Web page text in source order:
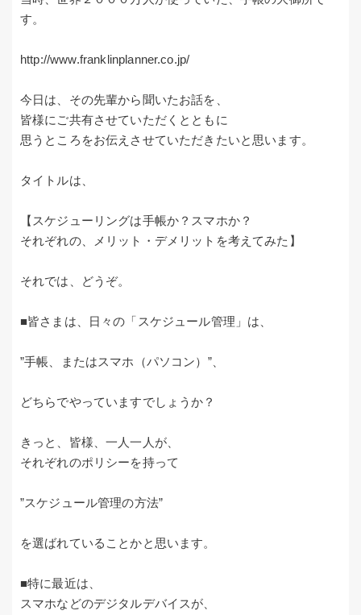
す。
http://www.franklinplanner.co.jp/
今日は、その先輩から聞いたお話を、
皆様にご共有させていただくとともに
思うところをお伝えさせていただきたいと思います。
タイトルは、
【スケジューリングは手帳か？スマホか？
それぞれの、メリット・デメリットを考えてみた】
それでは、どうぞ。
■皆さまは、日々の「スケジュール管理」は、
”手帳、またはスマホ（パソコン）”、
どちらでやっていますでしょうか？
きっと、皆様、一人一人が、
それぞれのポリシーを持って
”スケジュール管理の方法”
を選ばれていることかと思います。
■特に最近は、
スマホなどのデジタルデバイスが、